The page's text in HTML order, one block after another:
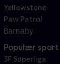
Yellowstone
Paw Patrol
Barnaby
Populær sport
3F Superliga